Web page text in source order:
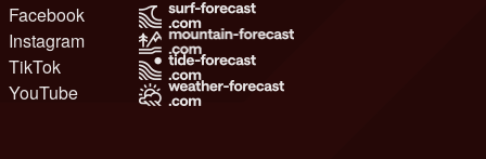
Facebook
Instagram
TikTok
YouTube